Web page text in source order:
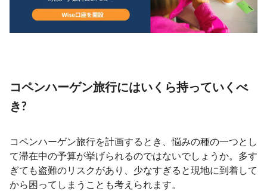
コペンハーゲン旅行にはいくら持っていくべ
き?
コペンハーゲン旅行を計画するとき、悩みの種の一つとし
て滞在中の予算が挙げられるのではないでしょうか。多す
ぎても盗難のリスクがあり、少なすぎると現地に到着して
から困ってしまうことも考えられます。